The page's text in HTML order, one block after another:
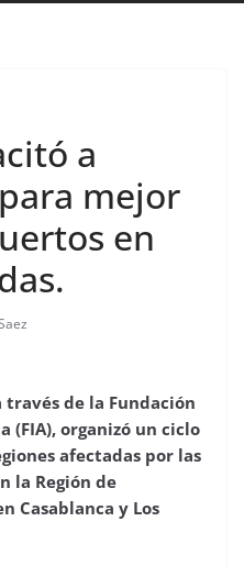
a
mejor
en
través de la Fundación
(FIA), organizó un ciclo
afectadas por las
la Región de
Casablanca y Los